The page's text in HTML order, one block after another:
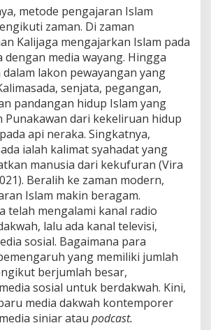
metode pengajaran Islam
zaman. Di zaman
Kalijaga mengajarkan Islam pada
dengan media wayang. Hingga
lakon pewayangan yang
senjata, pegangan,
pandangan hidup Islam yang
Punakawan dari kekeliruan hidup
api neraka. Singkatnya,
ialah kalimat syahadat yang
manusia dari kekufuran (Vira
Beralih ke zaman modern,
Islam makin beragam.
telah mengalami kanal radio
lalu ada kanal televisi,
sosial. Bagaimana para
yang memiliki jumlah
berjumlah besar,
sosial untuk berdakwah. Kini,
media dakwah kontemporer
siniar atau podcast.